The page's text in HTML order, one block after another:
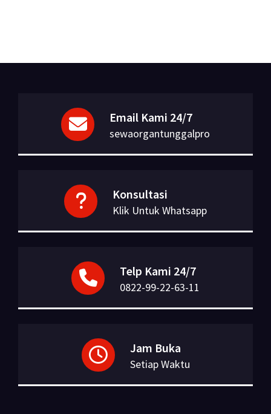
Email Kami 24/7
sewaorgantunggalpro
Konsultasi
Klik Untuk Whatsapp
Telp Kami 24/7
0822-99-22-63-11
Jam Buka
Setiap Waktu